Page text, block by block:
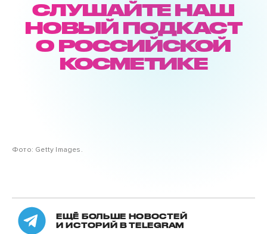
СЛУШАЙТЕ НАШ
НОВЫЙ ПОДКАСТ
О РОССИЙСКОЙ
КОСМЕТИКЕ
Фото: Getty Images.
ЕЩЁ БОЛЬШЕ НОВОСТЕЙ
И ИСТОРИЙ В TELEGRAM